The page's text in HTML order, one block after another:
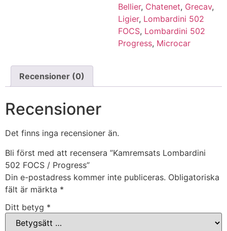
Bellier, Chatenet, Grecav,
Ligier, Lombardini 502
FOCS, Lombardini 502
Progress, Microcar
Recensioner (0)
Recensioner
Det finns inga recensioner än.
Bli först med att recensera ”Kamremsats Lombardini
502 FOCS / Progress”
Din e-postadress kommer inte publiceras. Obligatoriska
fält är märkta *
Ditt betyg *